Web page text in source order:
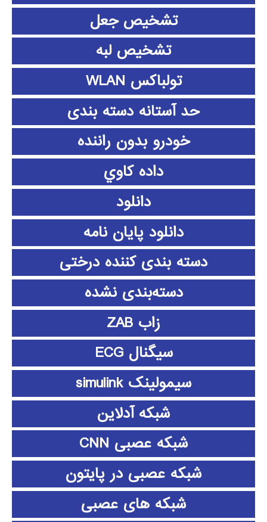
تشخیص جعل
تشخیص لبه
تولباکس WLAN
حد آستانه دسته بندی
خودرو بدون راننده
داده كاوي
دانلود
دانلود پايان نامه
دسته بندی کننده درختی
دسته‌بندی نشده
زاب ZAB
سیگنال ECG
سیمولینک simulink
شبکه آدلاین
شبکه عصبی CNN
شبکه عصبی در پایتون
شبکه های عصبی